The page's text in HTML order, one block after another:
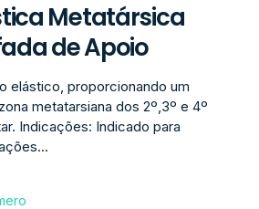
Metatársica
de Apoio
elástico, proporcionando um
metatarsiana dos 2º,3º e 4º
Indicações: Indicado para